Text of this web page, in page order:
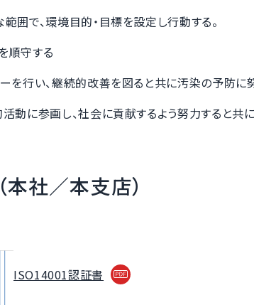
囲で、環境目的・目標を設定し行動する。
順守する
を行い、継続的改善を図ると共に汚染の予防に
動に参画し、社会に貢献するよう努力すると共
社／本支店）
ISO14001認証書